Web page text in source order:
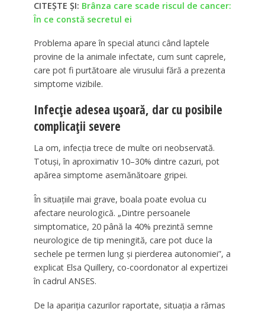
CITEȘTE ȘI: Brânza care scade riscul de cancer:
În ce constă secretul ei
Problema apare în special atunci când laptele
provine de la animale infectate, cum sunt caprele,
care pot fi purtătoare ale virusului fără a prezenta
simptome vizibile.
Infecție adesea ușoară, dar cu posibile
complicații severe
La om, infecția trece de multe ori neobservată.
Totuși, în aproximativ 10–30% dintre cazuri, pot
apărea simptome asemănătoare gripei.
În situațiile mai grave, boala poate evolua cu
afectare neurologică. „Dintre persoanele
simptomatice, 20 până la 40% prezintă semne
neurologice de tip meningită, care pot duce la
sechele pe termen lung și pierderea autonomiei”, a
explicat Elsa Quillery, co-coordonator al expertizei
în cadrul ANSES.
De la apariția cazurilor raportate, situația a rămas